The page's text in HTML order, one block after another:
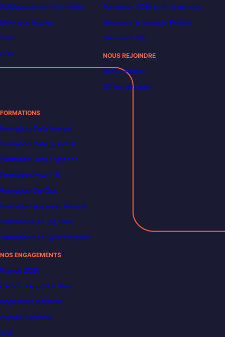
Politique de confidentialité
Mentions légales
CGU
CGV
Formation POEI en informatique
Découvrir le langage Python
Découvrir SQL
NOUS REJOINDRE
Notre équipe
Offres d’emploi
FORMATIONS
Formation Data Analyst
Formation Data Scientist
Formation Data Engineer
Formation Power BI
Formation DevOps
Formation Business Analyst
Formations en Big Data
Formations en Cybersécurité
NOS ENGAGEMENTS
France 2030
Carbon Reduction Plan
Règlement intérieur
Accueil handicap
VAE